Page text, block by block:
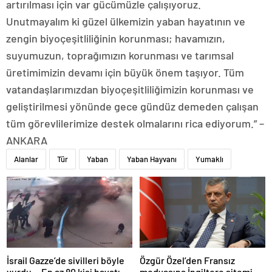
artırılması için var gücümüzle çalışıyoruz.
Unutmayalım ki güzel ülkemizin yaban hayatının ve
zengin biyoçeşitliliğinin korunması; havamızın,
suyumuzun, toprağımızın korunması ve tarımsal
üretimimizin devamı için büyük önem taşıyor. Tüm
vatandaşlarımızdan biyoçeşitliliğimizin korunması ve
geliştirilmesi yönünde gece gündüz demeden çalışan
tüm görevlilerimize destek olmalarını rica ediyorum.” –
ANKARA
Alanlar Tür Yaban Yaban Hayvanı Yumaklı
İsrail Gazze’de sivilleri böyle
Özgür Özel’den Fransız